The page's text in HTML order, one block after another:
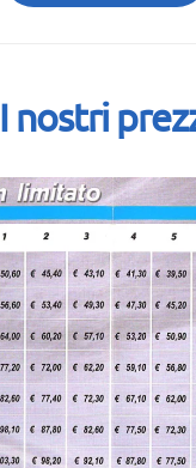
I nostri